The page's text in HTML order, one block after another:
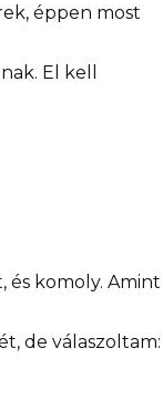
éppen most
El kell
komoly. Amint
de válaszoltam: